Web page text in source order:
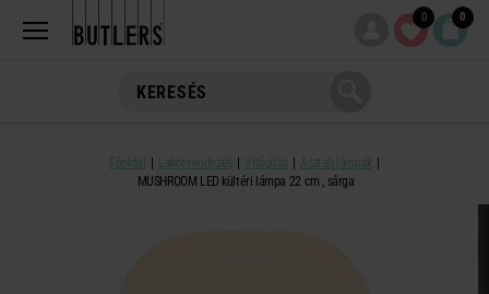
0 0
Főoldal Lakberendezés Világítás
Asztali lámpák
MUSHROOM LED kültéri lámpa 22 cm , sárga